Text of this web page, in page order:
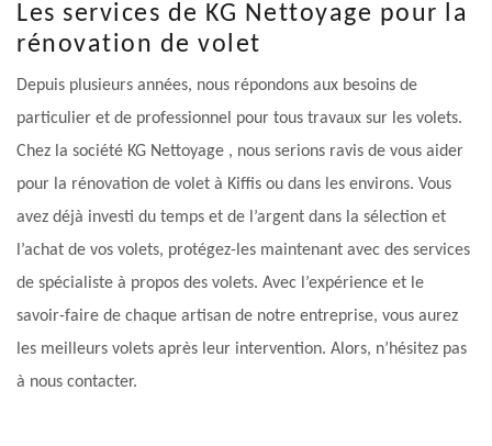
Les services de KG Nettoyage pour la
rénovation de volet
Depuis plusieurs années, nous répondons aux besoins de
particulier et de professionnel pour tous travaux sur les volets.
Chez la société KG Nettoyage , nous serions ravis de vous aider
pour la rénovation de volet à Kiffis ou dans les environs. Vous
avez déjà investi du temps et de l’argent dans la sélection et
l’achat de vos volets, protégez-les maintenant avec des services
de spécialiste à propos des volets. Avec l’expérience et le
savoir-faire de chaque artisan de notre entreprise, vous aurez
les meilleurs volets après leur intervention. Alors, n’hésitez pas
à nous contacter.